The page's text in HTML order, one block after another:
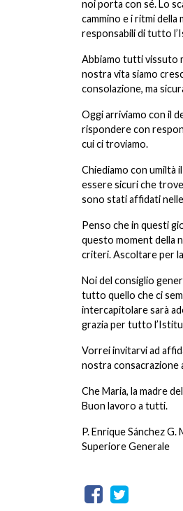
noi porta con sé. Lo
cammino e i ritmi
responsabili di tutto
Abbiamo tutti vissuto
nostra vita siamo
consolazione, ma
Oggi arriviamo con il
rispondere con
cui ci troviamo.
Chiediamo con umiltà
essere sicuri che
sono stati affidati
Penso che in questi
questo moment della
criteri. Ascoltare per
Noi del consiglio
tutto quello che ci
intercapitolare sarà
grazia per tutto
Vorrei invitarvi ad
nostra consacrazione
Che Maria, la madre
Buon lavoro a tutti.
P. Enrique Sánchez G.
Superiore Generale